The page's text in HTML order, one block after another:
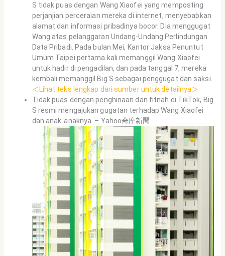
S tidak puas dengan Wang Xiaofei yang memposting
perjanjian perceraian mereka di internet, menyebabkan
alamat dan informasi pribadinya bocor. Dia menggugat
Wang atas pelanggaran Undang-Undang Perlindungan
Data Pribadi. Pada bulan Mei, Kantor Jaksa Penuntut
Umum Taipei pertama kali memanggil Wang Xiaofei
untuk hadir di pengadilan, dan pada tanggal 7, mereka
kembali memanggil Big S sebagai penggugat dan saksi.
＜Lihat teks lengkap dari sumber untuk detailnya＞
Tidak puas dengan penghinaan dan fitnah di TikTok, Big
S resmi mengajukan gugatan terhadap Wang Xiaofei
dan anak-anaknya. – Yahoo奇摩新聞